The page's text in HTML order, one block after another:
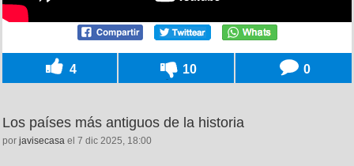
4 10 0
Los países más antiguos de la historia
por javisecasa el 7 dic 2025, 18:00